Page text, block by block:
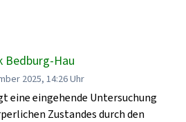
Bedburg-Hau
2025, 14:26 Uhr
eine eingehende Untersuchung
Zustandes durch den